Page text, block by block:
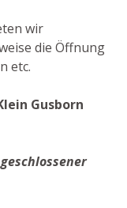
wir
die Öffnung
etc.
Gusborn